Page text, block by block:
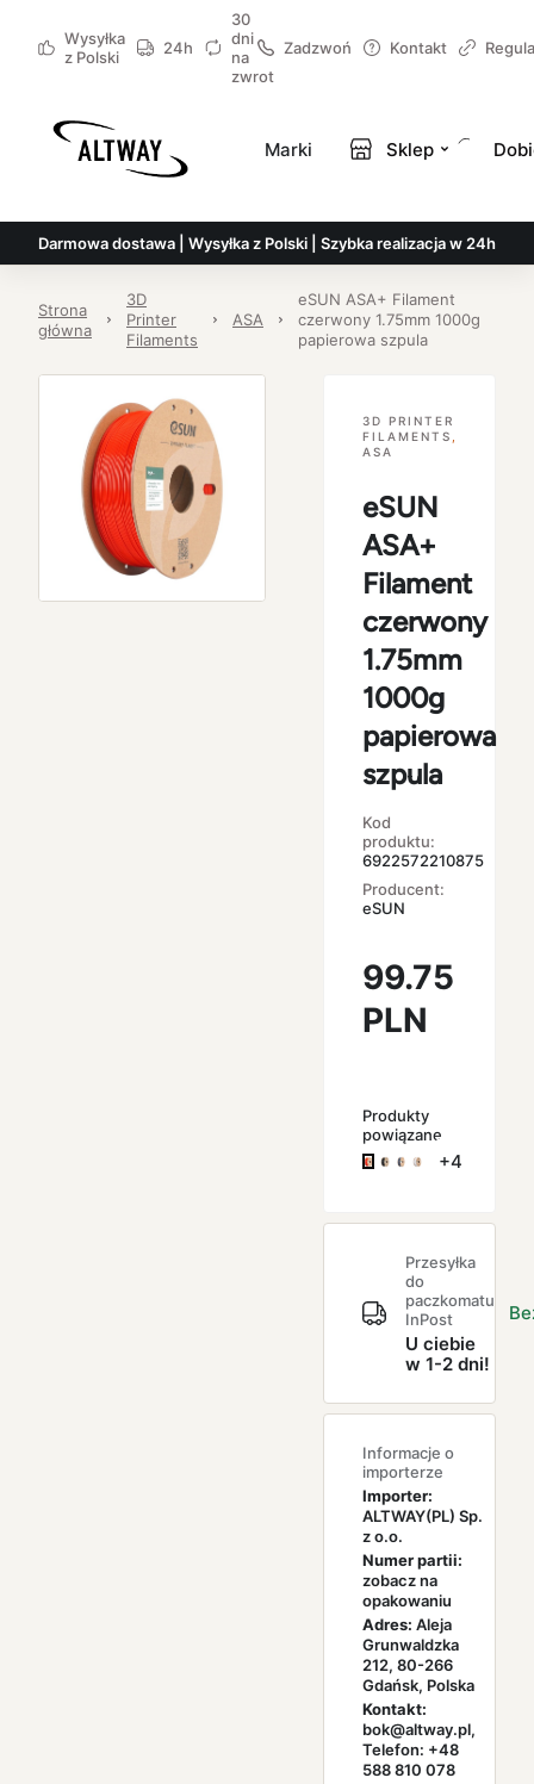
Wysyłka
z Polski
24h
30
dni
na
zwrot
Zadzwoń Kontakt
Marki Sklep
Darmowa dostawa | Wysyłka z Polski | Szybka realizacja w 24h
Strona
główna
3D
Printer
Filaments
ASA
eSUN ASA+ Filament
czerwony 1.75mm 1000g
papierowa szpula
3D PRINTER
FILAMENTS
ASA
eSUN
ASA+
Filament
czerwony
1.75mm
1000g
papierowa
szpula
Kod
produktu:
6922572210875
Producent:
eSUN
99.75
PLN
Produkty
powiązane
+4
Przesyłka
do
paczkomatu
InPost
U ciebie
w 1-2 dni!
Informacje o
importerze
Importer:
ALTWAY(PL) Sp.
z o.o.
Numer partii:
zobacz na
opakowaniu
Adres: Aleja
Grunwaldzka
212, 80-266
Gdańsk, Polska
Kontakt:
bok@altway.pl,
Telefon: +48
588 810 078